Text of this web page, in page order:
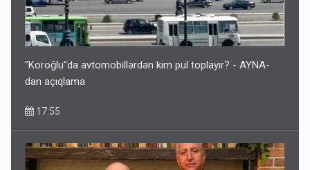
Bu ölkələrə şəxsiyyət vəsiqəsi ilə gedə biləcəksiniz -
SİYAHI
10:53
"Koroğlu"da avtomobillərdən kim pul toplayır? - AYNA-
dan açıqlama
17:55